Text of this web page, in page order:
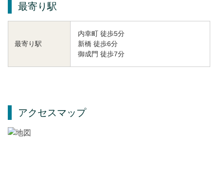
最寄り駅
最寄り駅
内幸町 徒歩5分
新橋 徒歩6分
御成門 徒歩7分
アクセスマップ